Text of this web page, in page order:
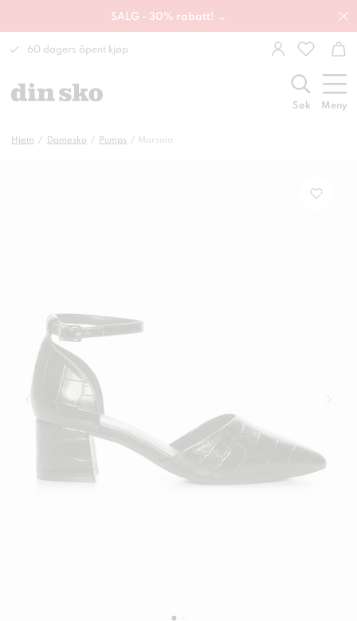
SALG - 30% rabatt! →
60 dagers åpent kjøp
Søk Meny
Hjem Damesko Pumps Marsala